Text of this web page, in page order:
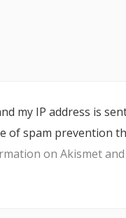
my IP address is
of spam prevention
on Akismet and